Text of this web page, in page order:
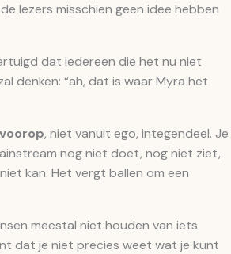
lezers misschien geen idee hebben
dat iedereen die het nu niet
denken: “ah, dat is waar Myra het
, niet vanuit ego, integendeel. Je
nog niet doet, nog niet ziet,
kan. Het vergt ballen om een
meestal niet houden van iets
dat je niet precies weet wat je kunt